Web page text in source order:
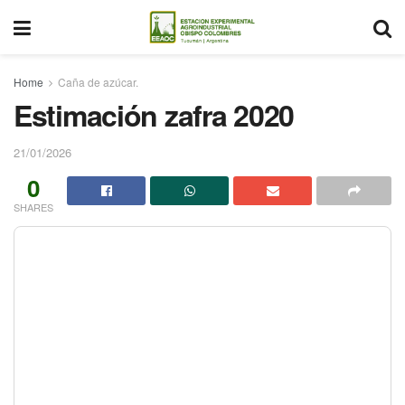
Home Caña de azúcar.
Estimación zafra 2020
21/01/2026
0
SHARES